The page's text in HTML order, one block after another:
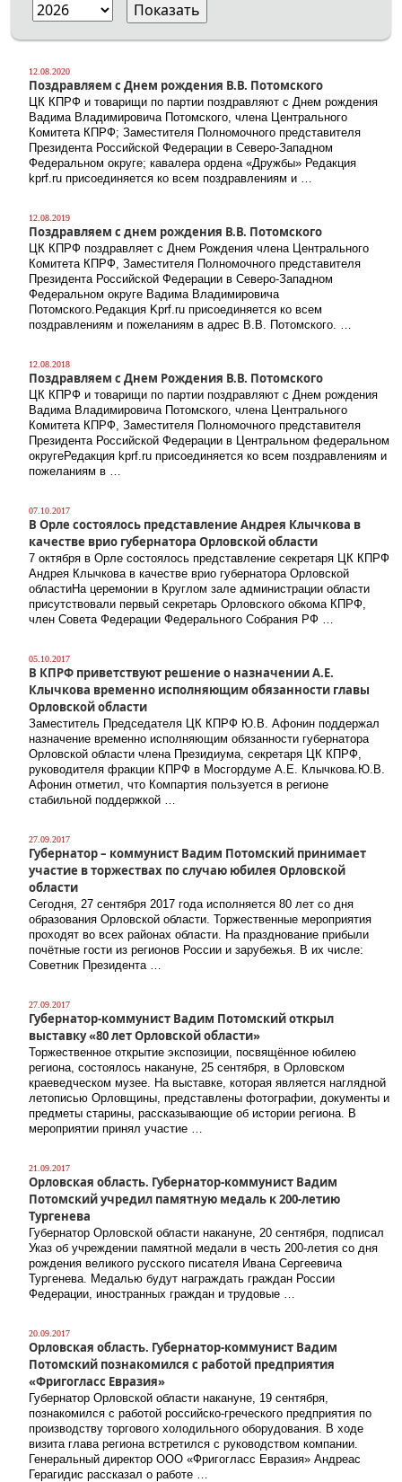
12.08.2020
Поздравляем с Днем рождения В.В. Потомского
ЦК КПРФ и товарищи по партии поздравляют с Днем рождения
Вадима Владимировича Потомского, члена Центрального
Комитета КПРФ; Заместителя Полномочного представителя
Президента Российской Федерации в Северо-Западном
Федеральном округе; кавалера ордена «Дружбы» Редакция
kprf.ru присоединяется ко всем поздравлениям и …
12.08.2019
Поздравляем с днем рождения В.В. Потомского
ЦК КПРФ поздравляет с Днем Рождения члена Центрального
Комитета КПРФ, Заместителя Полномочного представителя
Президента Российской Федерации в Северо-Западном
Федеральном округе Вадима Владимировича
Потомского.Редакция Kprf.ru присоединяется ко всем
поздравлениям и пожеланиям в адрес В.В. Потомского. …
12.08.2018
Поздравляем с Днем Рождения В.В. Потомского
ЦК КПРФ и товарищи по партии поздравляют с Днем рождения
Вадима Владимировича Потомского, члена Центрального
Комитета КПРФ, Заместителя Полномочного представителя
Президента Российской Федерации в Центральном федеральном
округеРедакция kprf.ru присоединяется ко всем поздравлениям и
пожеланиям в …
07.10.2017
В Орле состоялось представление Андрея Клычкова в
качестве врио губернатора Орловской области
7 октября в Орле состоялось представление секретаря ЦК КПРФ
Андрея Клычкова в качестве врио губернатора Орловской
областиНа церемонии в Круглом зале администрации области
присутствовали первый секретарь Орловского обкома КПРФ,
член Совета Федерации Федерального Собрания РФ …
05.10.2017
В КПРФ приветствуют решение о назначении А.Е.
Клычкова временно исполняющим обязанности главы
Орловской области
Заместитель Председателя ЦК КПРФ Ю.В. Афонин поддержал
назначение временно исполняющим обязанности губернатора
Орловской области члена Президиума, секретаря ЦК КПРФ,
руководителя фракции КПРФ в Мосгордуме А.Е. Клычкова.Ю.В.
Афонин отметил, что Компартия пользуется в регионе
стабильной поддержкой …
27.09.2017
Губернатор – коммунист Вадим Потомский принимает
участие в торжествах по случаю юбилея Орловской
области
Сегодня, 27 сентября 2017 года исполняется 80 лет со дня
образования Орловской области. Торжественные мероприятия
проходят во всех районах области. На празднование прибыли
почётные гости из регионов России и зарубежья. В их числе:
Советник Президента …
27.09.2017
Губернатор-коммунист Вадим Потомский открыл
выставку «80 лет Орловской области»
Торжественное открытие экспозиции, посвящённое юбилею
региона, состоялось накануне, 25 сентября, в Орловском
краеведческом музее. На выставке, которая является наглядной
летописью Орловщины, представлены фотографии, документы и
предметы старины, рассказывающие об истории региона. В
мероприятии принял участие …
21.09.2017
Орловская область. Губернатор-коммунист Вадим
Потомский учредил памятную медаль к 200-летию
Тургенева
Губернатор Орловской области накануне, 20 сентября, подписал
Указ об учреждении памятной медали в честь 200-летия со дня
рождения великого русского писателя Ивана Сергеевича
Тургенева. Медалью будут награждать граждан России
Федерации, иностранных граждан и трудовые …
20.09.2017
Орловская область. Губернатор-коммунист Вадим
Потомский познакомился с работой предприятия
«Фригогласс Евразия»
Губернатор Орловской области накануне, 19 сентября,
познакомился с работой российско-греческого предприятия по
производству торгового холодильного оборудования. В ходе
визита глава региона встретился с руководством компании.
Генеральный директор ООО «Фригогласс Евразия» Андреас
Герагидис рассказал о работе …